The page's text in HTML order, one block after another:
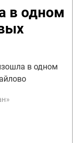
в одном
в одном